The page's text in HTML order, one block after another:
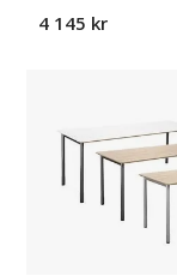
4 145 kr
Trend